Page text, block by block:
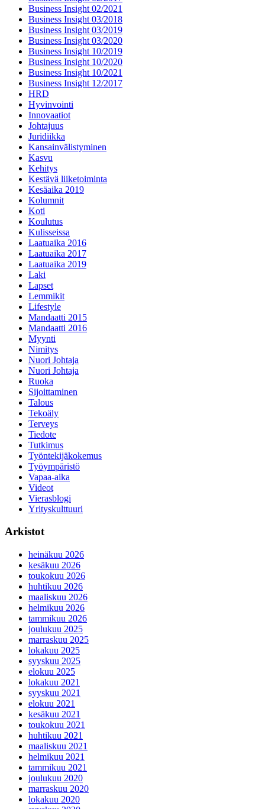
Business Insight 02/2021
Business Insight 03/2018
Business Insight 03/2019
Business Insight 03/2020
Business Insight 10/2019
Business Insight 10/2020
Business Insight 10/2021
Business Insight 12/2017
HRD
Hyvinvointi
Innovaatiot
Johtajuus
Juridiikka
Kansainvälistyminen
Kasvu
Kehitys
Kestävä liiketoiminta
Kesäaika 2019
Kolumnit
Koti
Koulutus
Kulisseissa
Laatuaika 2016
Laatuaika 2017
Laatuaika 2019
Laki
Lapset
Lemmikit
Lifestyle
Mandaatti 2015
Mandaatti 2016
Myynti
Nimitys
Nuori Johtaja
Nuori Johtaja
Ruoka
Sijoittaminen
Talous
Tekoäly
Terveys
Tiedote
Tutkimus
Työntekijäkokemus
Työympäristö
Vapaa-aika
Videot
Vierasblogi
Yrityskulttuuri
Arkistot
heinäkuu 2026
kesäkuu 2026
toukokuu 2026
huhtikuu 2026
maaliskuu 2026
helmikuu 2026
tammikuu 2026
joulukuu 2025
marraskuu 2025
lokakuu 2025
syyskuu 2025
elokuu 2025
lokakuu 2021
syyskuu 2021
elokuu 2021
kesäkuu 2021
toukokuu 2021
huhtikuu 2021
maaliskuu 2021
helmikuu 2021
tammikuu 2021
joulukuu 2020
marraskuu 2020
lokakuu 2020